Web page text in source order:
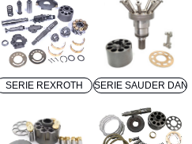
SERIE REXROTH SERIE SAUDER